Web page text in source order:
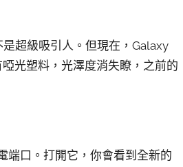
超級吸引人。但現在，Galaxy
光塑料，光澤度消失瞭，之前的
端口。打開它，你會看到全新的